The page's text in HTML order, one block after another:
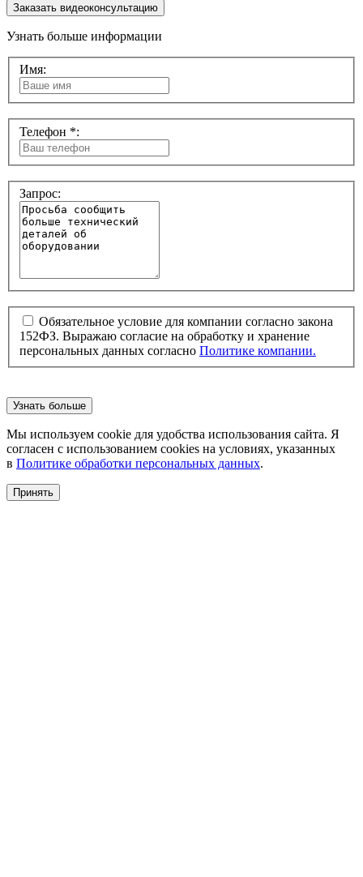
Заказать видеоконсультацию
Узнать больше информации
Имя:
Телефон *:
Запрос:
Обязательное условие для компании согласно закона
152ФЗ. Выражаю согласие на обработку и хранение
персональных данных согласно Политике компании.
Узнать больше
Мы используем cookie для удобства использования сайта. Я
согласен с использованием cookies на условиях, указанных
в Политике обработки персональных данных.
Принять